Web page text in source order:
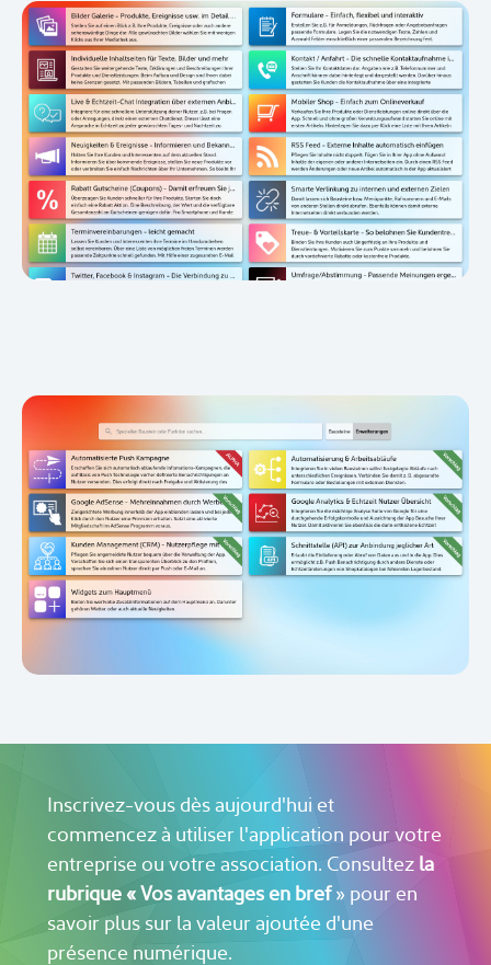
Inscrivez-vous dès aujourd'hui et
commencez à utiliser l'application pour votre
entreprise ou votre association. Consultez la
rubrique « Vos avantages en bref» pour en
savoir plus sur la valeur ajoutée d'une
présence numérique.